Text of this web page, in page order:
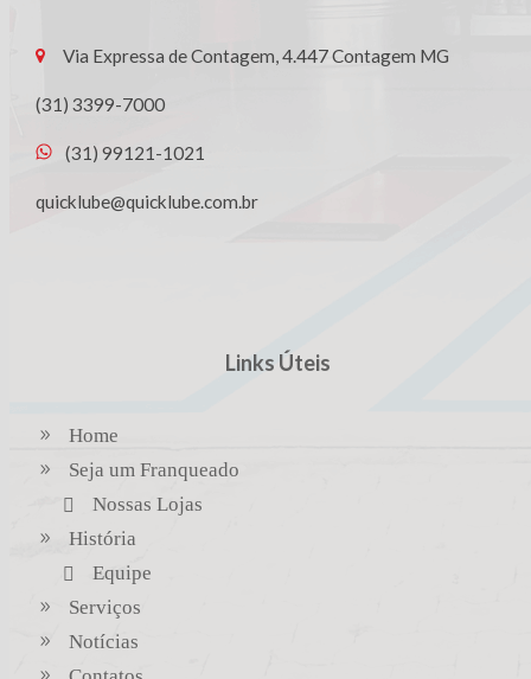
Via Expressa de Contagem, 4.447 Contagem MG
(31) 3399-7000
(31) 99121-1021
quicklube@quicklube.com.br
Links Úteis
Home
Seja um Franqueado
Nossas Lojas
História
Equipe
Serviços
Notícias